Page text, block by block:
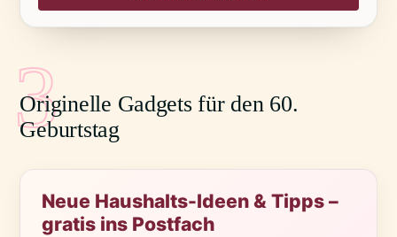
3
Originelle Gadgets für den 60.
Geburtstag
Neue Haushalts-Ideen & Tipps –
gratis ins Postfach